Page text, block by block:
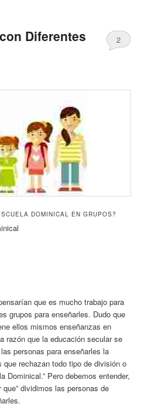
Diferentes
2
DOMINICAL EN GRUPOS?
que es mucho trabajo para
grupos para enseñarles. Dudo que
ellos mismos enseñanzas en
razón que la educación secular se
personas para enseñarles la
que rechazan todo tipo de división o
Dominical.” Pero debemos entender,
dividimos las personas de